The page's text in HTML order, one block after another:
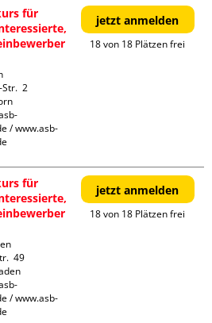
für
2
/ www.asb-
jetzt anmelden
18 von 18 Plätzen frei
für
49
/ www.asb-
jetzt anmelden
18 von 18 Plätzen frei